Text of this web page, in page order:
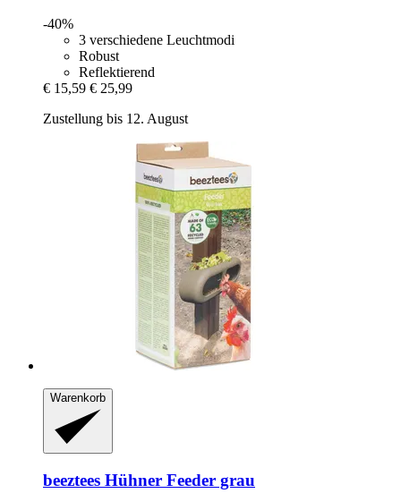
-40%
3 verschiedene Leuchtmodi
Robust
Reflektierend
€ 15,59 € 25,99
Zustellung bis 12. August
Warenkorb
beeztees Hühner Feeder grau